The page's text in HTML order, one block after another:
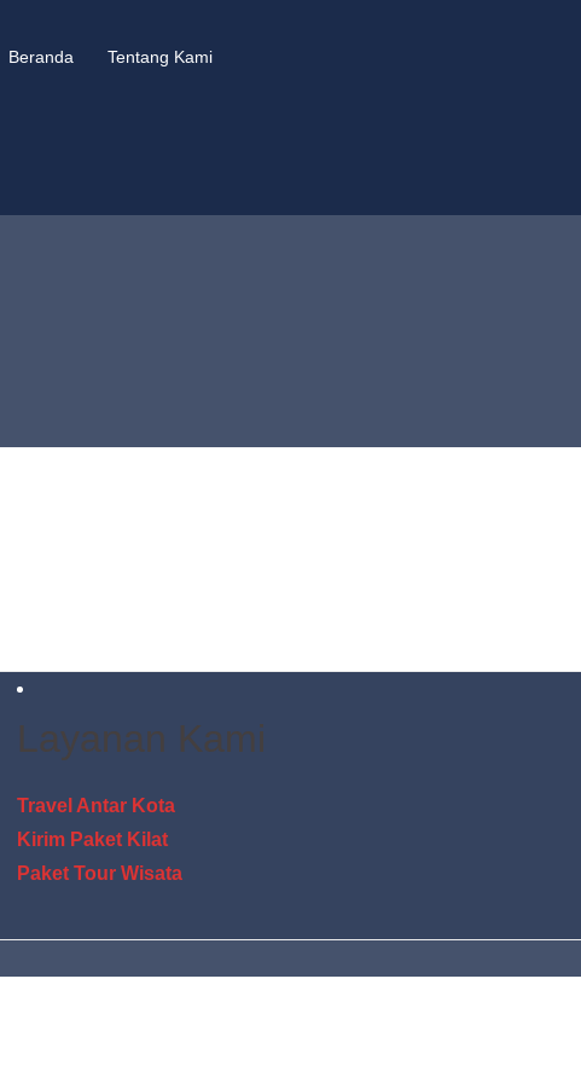
Beranda Tentang Kami
Layanan Kami
Travel Antar Kota
Kirim Paket Kilat
Paket Tour Wisata